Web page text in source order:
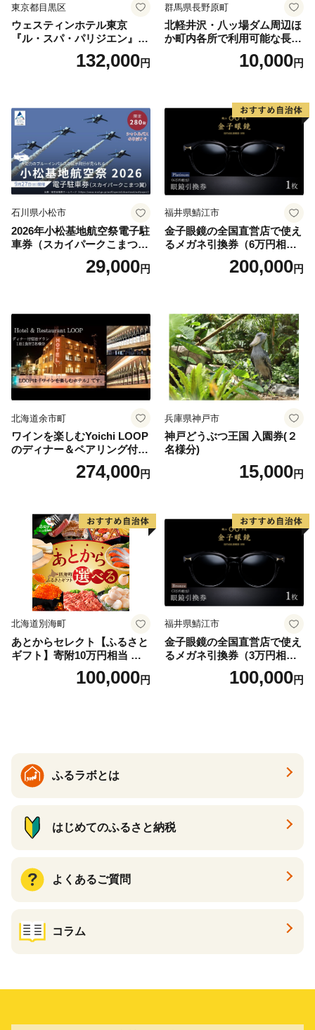
東京都目黒区
ウェスティンホテル東京
『ル・スパ・パリジエン』選
べるボディセラピー90分/1名
132,000円
群馬県長野原町
北軽井沢・八ッ場ダム周辺ほ
か町内各所で利用可能な長野
原町ふるさと感謝券（3,000
円分）【トラベル 観光 旅行
10,000円
石川県小松市
2026年小松基地航空祭電子駐
車券（スカイパークこまつ
翼） 駐車場 シャトルバスの
りばすぐ 石川県 小松市
29,000円
福井県鯖江市
金子眼鏡の全国直営店で使え
るメガネ引換券（6万円相
当） Platinum200,000円
北海道余市町
ワインを楽しむYoichi LOOP
のディナー＆ペアリング付宿
泊プラン＜デラックスツイン
274,000円
兵庫県神戸市
神戸どうぶつ王国 入園券(２
名様分)
15,000円
北海道別海町
あとからセレクト【ふるさと
ギフト】寄附10万円相当 あ
とから選べる！ ギフト いく
ら ほたて 海鮮 牛肉 別海町
ギフト ふるさと納税 ）
100,000円
福井県鯖江市
金子眼鏡の全国直営店で使え
るメガネ引換券（3万円相
100,000円
ふるラボとは
はじめてのふるさと納税
よくあるご質問
コラム